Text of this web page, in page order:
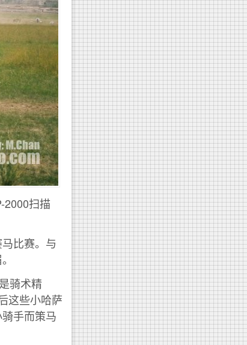
2000扫描
比赛。与
骑术精
这些小哈萨
手而策马